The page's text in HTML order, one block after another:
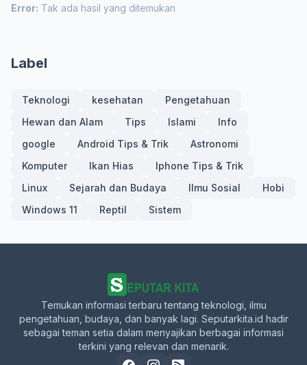
Error: Tak ada hasil yang ditemukan
Label
Teknologi kesehatan
Pengetahuan
Hewan dan Alam
Tips Islami
Info
google
Android Tips & Trik
Astronomi
Komputer
Ikan Hias
Iphone Tips & Trik
Linux
Sejarah dan Budaya Ilmu Sosial
Hobi
Windows 11
Reptil Sistem
Temukan informasi terbaru tentang teknologi, ilmu
pengetahuan, budaya, dan banyak lagi. Seputarkita.id hadir
sebagai teman setia dalam menyajikan berbagai informasi
terkini yang relevan dan menarik.